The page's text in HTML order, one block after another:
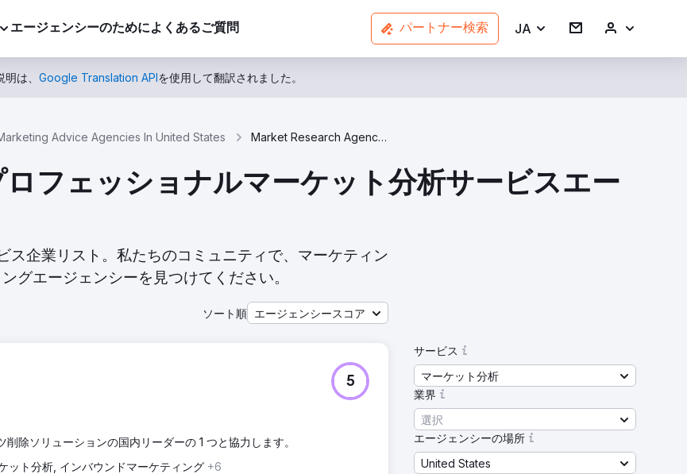
エージェンシーのためによくあるご質問 パートナー検索 JA
は、 Google Translation APIを使用して翻訳されました。
Advice Agencies In United States Market Research Agencies In United States
フェッショナルマーケット分析サービスエー
企業リスト。私たちのコミュニティで、マーケティン
グエージェンシーを見つけてください。
ソート順 エージェンシースコア
5
除ソリューションの国内リーダーの 1 つと協力します。
ット分析, インバウンドマーケティング +6
サービス
マーケット分析
業界
選択
エージェンシーの場所
United States